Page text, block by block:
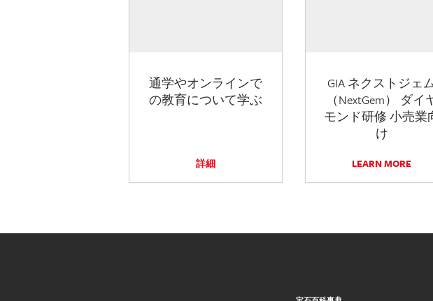
通学やオンラインで
の教育について学ぶ
詳細
GIA ネクストジェ
（NextGem） ダイ
モンド研修 小売業
け
LEARN MORE